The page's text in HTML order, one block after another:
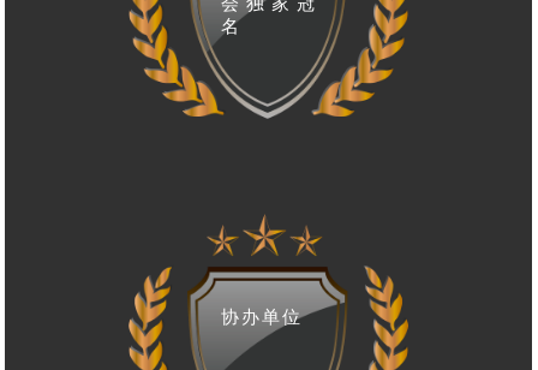
名
协办单位